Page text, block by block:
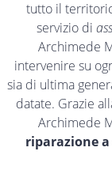
tutto il
servizio di
Archimede
intervenire su
sia di ultima
datate. Grazie
Archimede
riparazione